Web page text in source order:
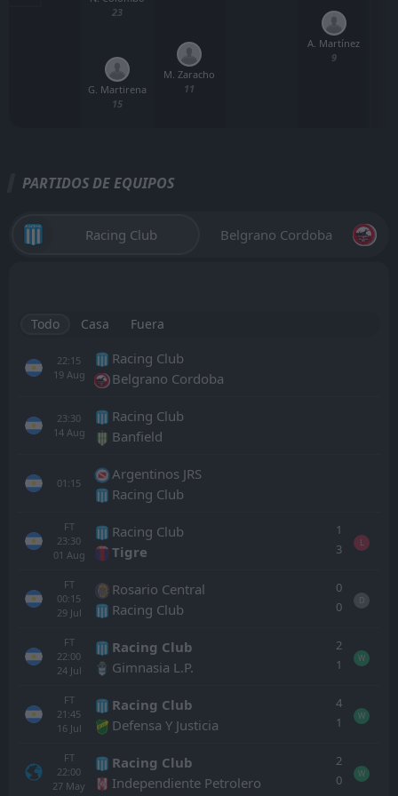
G. Martirena
15
23
M. Zaracho
11
A. Martínez
9
PARTIDOS DE EQUIPOS
Racing Club Belgrano Cordoba
Todo Casa Fuera
22:15
19 Aug
Racing Club
Belgrano Cordoba
23:30
14 Aug
Racing Club
Banfield
01:15
Argentinos JRS
Racing Club
FT
23:30
01 Aug
Racing Club
Tigre
1
3
L
FT
00:15
29 Jul
Rosario Central
Racing Club
0
0
D
FT
22:00
24 Jul
Racing Club
Gimnasia L.P.
2
1
W
FT
21:45
16 Jul
Racing Club
Defensa Y Justicia
4
1
W
FT
22:00
27 May
Racing Club
Independiente Petrolero
2
0
W